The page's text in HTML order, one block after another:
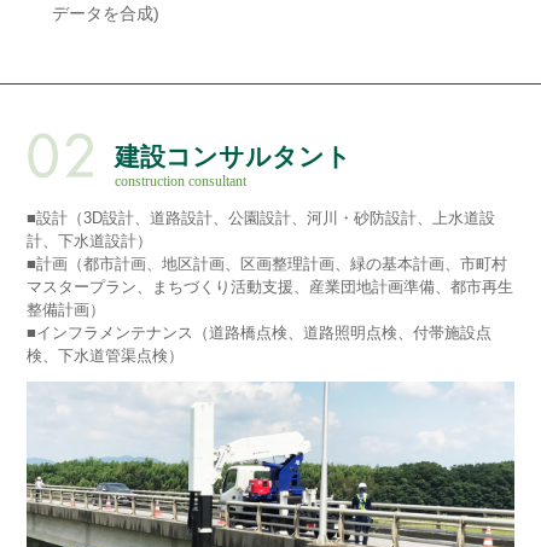
データを合成)
建設コンサルタント
construction consultant
■設計（3D設計、道路設計、公園設計、河川・砂防設計、上水道設
計、下水道設計）
■計画（都市計画、地区計画、区画整理計画、緑の基本計画、市町村
マスタープラン、まちづくり活動支援、産業団地計画準備、都市再生
整備計画）
■インフラメンテナンス（道路橋点検、道路照明点検、付帯施設点
検、下水道管渠点検）